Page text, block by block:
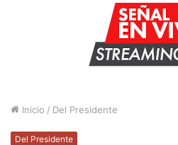
Inicio / Del Presidente
Del Presidente